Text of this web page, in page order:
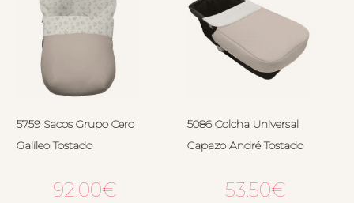
5759 Sacos Grupo Cero
Galileo Tostado
92.00€
5086 Colcha Universal
Capazo André Tostado
53.50€